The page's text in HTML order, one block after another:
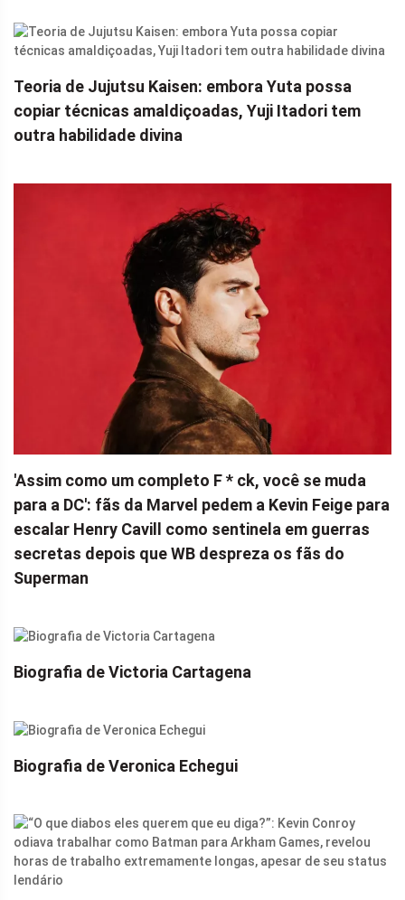
Teoria de Jujutsu Kaisen: embora Yuta possa
copiar técnicas amaldiçoadas, Yuji Itadori tem
outra habilidade divina
'Assim como um completo F * ck, você se muda
para a DC': fãs da Marvel pedem a Kevin Feige para
escalar Henry Cavill como sentinela em guerras
secretas depois que WB despreza os fãs do
Superman
Biografia de Victoria Cartagena
Biografia de Veronica Echegui